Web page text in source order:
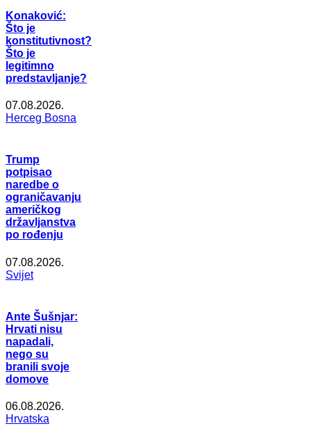
Konaković:
Što je
konstitutivnost?
Što je
legitimno
predstavljanje?
07.08.2026.
Herceg Bosna
Trump
potpisao
naredbe o
ograničavanju
američkog
državljanstva
po rođenju
07.08.2026.
Svijet
Ante Šušnjar:
Hrvati nisu
napadali,
nego su
branili svoje
domove
06.08.2026.
Hrvatska